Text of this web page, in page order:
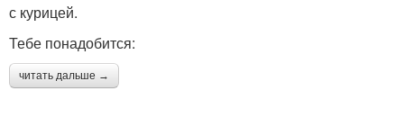
с курицей.
Тебе понадобится:
читать дальше →